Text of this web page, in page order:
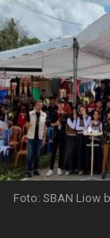
Foto: SBAN Liow